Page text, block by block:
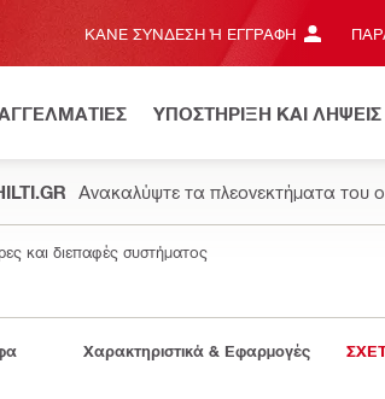
ΚΆΝΕ ΣΎΝΔΕΣΗ Ή ΕΓΓΡΑΦΉ
ΥΠΟΣΤΗΡΙΞΗ ΚΑΙ ΛΗΨΕΙΣ
Ανακαλύψτε τα πλεονεκτήματα του
και διεπαφές συστήματος
Χαρακτηριστικά & Εφαρμογές